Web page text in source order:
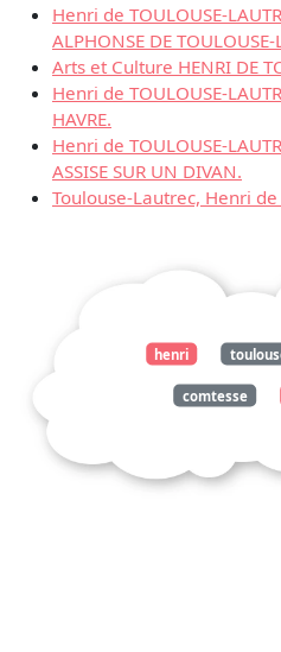
Henri de TOULOUSE-
ALPHONSE DE TOULOUSE-
Arts et Culture HENRI DE
Henri de TOULOUSE-
HAVRE.
Henri de TOULOUSE-
ASSISE SUR UN DIVAN.
Toulouse-Lautrec, Henri
henri
comtesse